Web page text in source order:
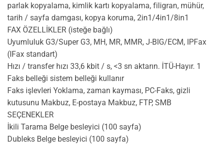
parlak kopyalama, kimlik kartı kopyalama, filigran, mühür,
tarih / sayfa damgası, kopya koruma, 2in1/4in1/8in1
FAX ÖZELLİKLER (isteğe bağlı)
Uyumluluk G3/Super G3, MH, MR, MMR, J-BIG/ECM, IPFax
(IFax standart)
Hızı / transfer hızı 33,6 kbit / s, <3 sn aktarın. İTÜ-Hayır. 1
Faks belleği sistem belleği kullanır
Faks işlevleri Yoklama, zaman kayması, PC-Faks, gizli
kutusunu Makbuz, E-postaya Makbuz, FTP, SMB
SEÇENEKLER
İkili Tarama Belge besleyici (100 sayfa)
Dubleks Belge besleyici (100 sayfa)